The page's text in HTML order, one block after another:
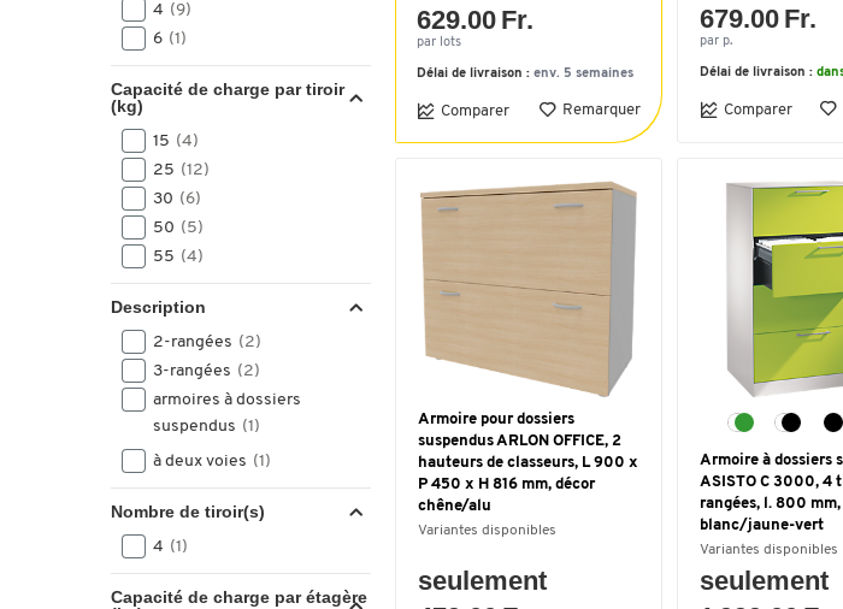
4 (9)
6 (1)
Capacité de charge par tiroir
(kg)
15 (4)
25 (12)
30 (6)
50 (5)
55 (4)
Description
2-rangées (2)
3-rangées (2)
armoires à dossiers
suspendus (1)
à deux voies (1)
Nombre de tiroir(s)
4 (1)
Capacité de charge par étagère
629.00 Fr.
par lots
Délai de livraison : env. 5 semaines
Comparer Remarquer
679.00 Fr.
par p.
Délai de livraison :
Comparer
Armoire pour dossiers
suspendus ARLON OFFICE, 2
hauteurs de classeurs, L 900 x
P 450 x H 816 mm, décor
chêne/alu
Variantes disponibles
seulement
Armoire à dossiers
ASISTO C 3000, 4
rangées, l. 800 mm,
blanc/jaune-vert
Variantes disponibles
seulement